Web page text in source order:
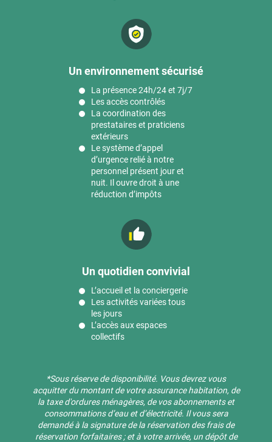
Un environnement sécurisé
La présence 24h/24 et 7j/7
Les accès contrôlés
La coordination des
prestataires et praticiens
extérieurs
Le système d’appel
d’urgence relié à notre
personnel présent jour et
nuit. Il ouvre droit à une
réduction d’impôts
Un quotidien convivial
L’accueil et la conciergerie
Les activités variées tous
les jours
L’accès aux espaces
collectifs
*Sous réserve de disponibilité. ​Vous devrez vous
acquitter du montant de votre assurance habitation, de
la taxe d'ordures ménagères, de vos abonnements et
consommations d’eau et d’électricité. Il vous sera
demandé à la signature de la réservation des frais de
réservation forfaitaires ; et à votre arrivée, un dépôt de